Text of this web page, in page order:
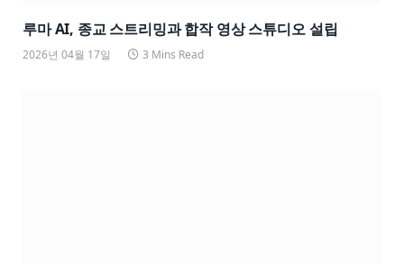
루마 AI, 종교 스트리밍과 합작 영상 스튜디오 설립
2026년 04월 17일 3 Mins Read